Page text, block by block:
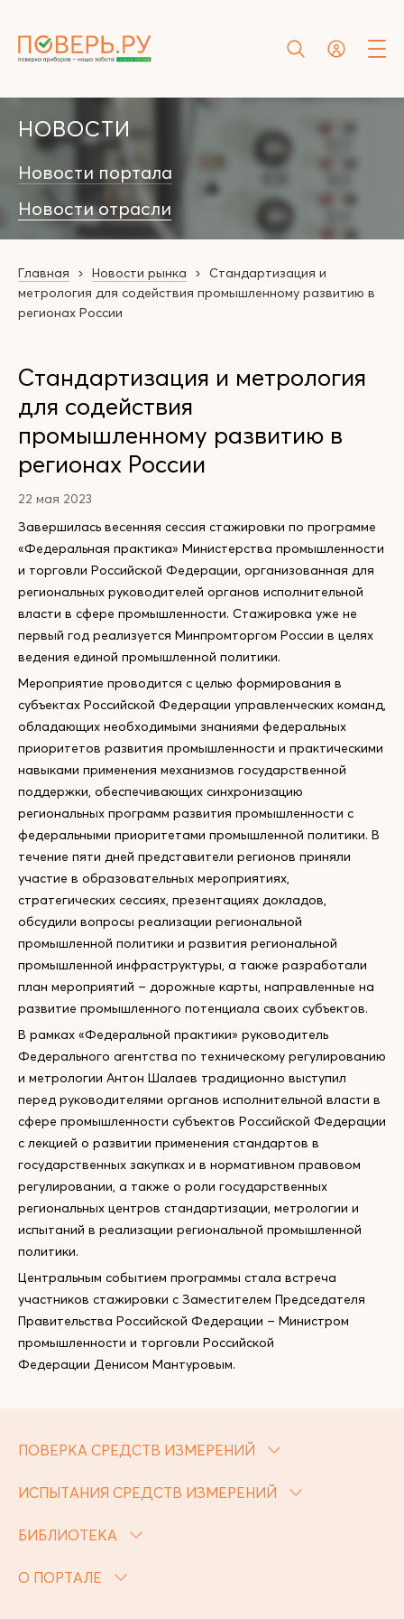
НОВОСТИ
Новости портала
Новости отрасли
Главная Новости рынка
Стандартизация и
метрология для содействия промышленному развитию в
регионах России
Стандартизация и метрология
для содействия
промышленному развитию в
регионах России
22 мая 2023
Завершилась весенняя сессия стажировки по программе
«Федеральная практика» Министерства промышленности
и торговли Российской Федерации, организованная для
региональных руководителей органов исполнительной
власти в сфере промышленности. Стажировка уже не
первый год реализуется Минпромторгом России в целях
ведения единой промышленной политики.
Мероприятие проводится с целью формирования в
субъектах Российской Федерации управленческих команд,
обладающих необходимыми знаниями федеральных
приоритетов развития промышленности и практическими
навыками применения механизмов государственной
поддержки, обеспечивающих синхронизацию
региональных программ развития промышленности с
федеральными приоритетами промышленной политики. В
течение пяти дней представители регионов приняли
участие в образовательных мероприятиях,
стратегических сессиях, презентациях докладов,
обсудили вопросы реализации региональной
промышленной политики и развития региональной
промышленной инфраструктуры, а также разработали
план мероприятий – дорожные карты, направленные на
развитие промышленного потенциала своих субъектов.
В рамках «Федеральной практики» руководитель
Федерального агентства по техническому регулированию
и метрологии Антон Шалаев традиционно выступил
перед руководителями органов исполнительной власти в
сфере промышленности субъектов Российской Федерации
с лекцией о развитии применения стандартов в
государственных закупках и в нормативном правовом
регулировании, а также о роли государственных
региональных центров стандартизации, метрологии и
испытаний в реализации региональной промышленной
политики.
Центральным событием программы стала встреча
участников стажировки с Заместителем Председателя
Правительства Российской Федерации – Министром
промышленности и торговли Российской
Федерации Денисом Мантуровым.
ПОВЕРКА СРЕДСТВ ИЗМЕРЕНИЙ
ИСПЫТАНИЯ СРЕДСТВ ИЗМЕРЕНИЙ
БИБЛИОТЕКА
О ПОРТАЛЕ